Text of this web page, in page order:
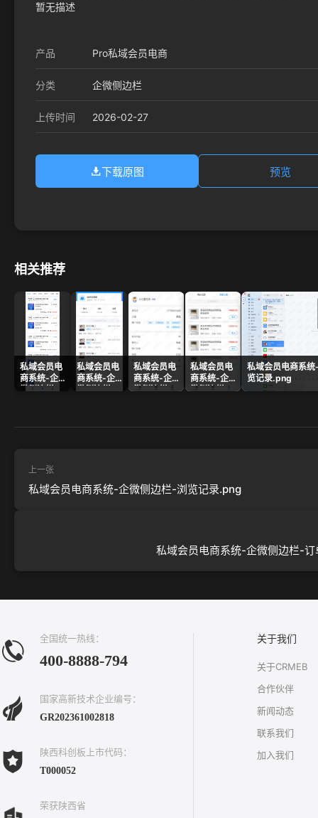
暂无描述
产品 Pro私域会员电商
分类 企微侧边栏
上传时间 2026-02-27
下载原图 预览
相关推荐
私域会员电
商系统-企
微侧边栏-
私域会员电
商系统-企
微侧边栏-
私域会员电
商系统-企
微侧边栏-
私域会员电
商系统-企
微侧边栏-
私域会员电商系
览记录.png
上一张
私域会员电商系统-企微侧边栏-浏览记录.png
私域会员电商系统-企微侧边栏-
全国统一热线：
400-8888-794
国家高新技术企业编号：
GR202361002818
陕西科创板上市代码：
T000052
荣获陕西省
关于我们
关于CRMEB
合作伙伴
新闻动态
联系我们
加入我们